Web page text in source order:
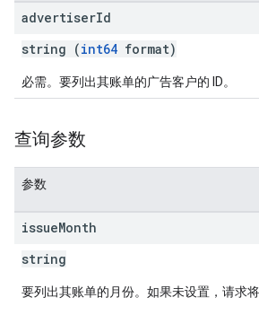
advertiserId
string (int64 format)
必需。要列出其账单的广告客户的 ID。
查询参数
参数
issueMonth
string
要列出其账单的月份。如果未设置，请求